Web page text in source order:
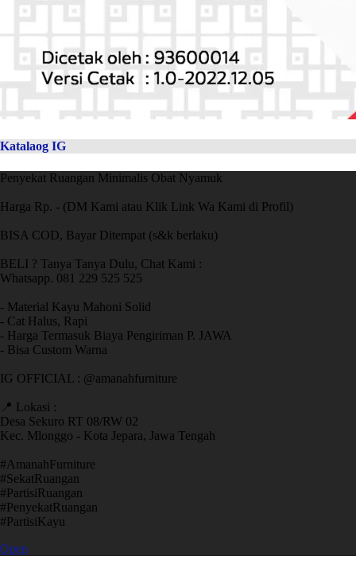
Katalaog IG
Penyekat Ruangan Minimalis Obat Nyamuk
Harga Rp. - (DM Kami atau Klik Link Wa Kami di Profil)
BISA COD, Bayar Ditempat (s&k berlaku)
BELI ? Tanya Tanya Dulu, Chat Kami :
Whatsapp. 081 229 525 525
- Material Kayu Mahoni Solid
- Cat Halus, Rapi
- Harga Termasuk Biaya Pengiriman P. JAWA
- Bisa Custom Warna
IG OFFICIAL : @amanahfurniture
📍 Lokasi :
Desa Sekuro RT 08/RW 02
Kec. Mlonggo - Kota Jepara, Jawa Tengah
​#AmanahFurniture
​#SekatRuangan
​#PartisiRuangan
​#PenyekatRuangan
​#PartisiKayu
Open